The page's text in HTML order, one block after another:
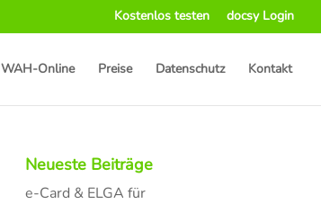
Kostenlos testen docsy Login
WAH-Online Preise Datenschutz Kontakt
Neueste Beiträge
e-Card & ELGA für